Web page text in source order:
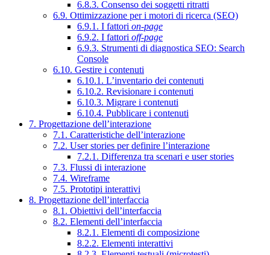
6.8.3. Consenso dei soggetti ritratti
6.9. Ottimizzazione per i motori di ricerca (SEO)
6.9.1. I fattori on-page
6.9.2. I fattori off-page
6.9.3. Strumenti di diagnostica SEO: Search
Console
6.10. Gestire i contenuti
6.10.1. L’inventario dei contenuti
6.10.2. Revisionare i contenuti
6.10.3. Migrare i contenuti
6.10.4. Pubblicare i contenuti
7. Progettazione dell’interazione
7.1. Caratteristiche dell’interazione
7.2. User stories per definire l’interazione
7.2.1. Differenza tra scenari e user stories
7.3. Flussi di interazione
7.4. Wireframe
7.5. Prototipi interattivi
8. Progettazione dell’interfaccia
8.1. Obiettivi dell’interfaccia
8.2. Elementi dell’interfaccia
8.2.1. Elementi di composizione
8.2.2. Elementi interattivi